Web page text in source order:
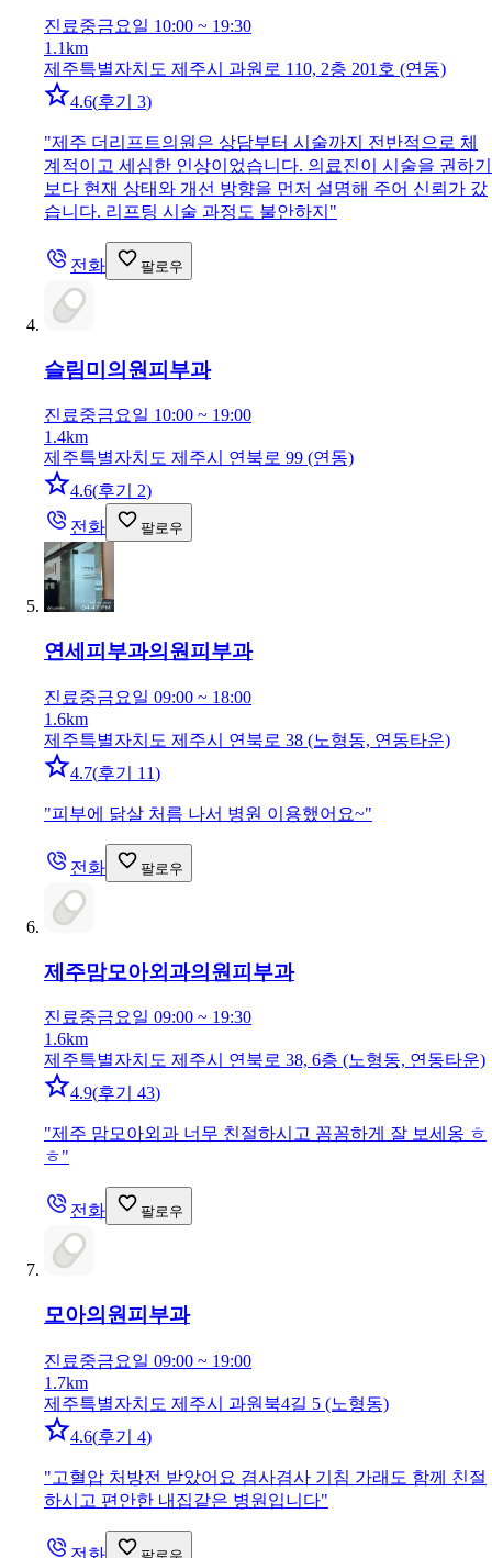
진료중금요일 10:00 ~ 19:30
1.1km
제주특별자치도 제주시 과원로 110, 2층 201호 (연동)
4.6(후기 3)
"제주 더리프트의원은 상담부터 시술까지 전반적으로 체
계적이고 세심한 인상이었습니다. 의료진이 시술을 권하기
보다 현재 상태와 개선 방향을 먼저 설명해 주어 신뢰가 갔
습니다. 리프팅 시술 과정도 불안하지 "
전화 팔로우
슬림미의원 피부과
진료중금요일 10:00 ~ 19:00
1.4km
제주특별자치도 제주시 연북로 99 (연동)
4.6(후기 2)
전화
팔로우
연세피부과의원 피부과
진료중금요일 09:00 ~ 18:00
1.6km
제주특별자치도 제주시 연북로 38 (노형동, 연동타운)
4.7(후기 11)
"피부에 닭살 처름 나서 병원 이용했어요~"
전화 팔로우
제주맘모아외과의원 피부과
진료중금요일 09:00 ~ 19:30
1.6km
제주특별자치도 제주시 연북로 38, 6층 (노형동, 연동타운)
4.9(후기 43)
"제주 맘모아외과 너무 친절하시고 꼼꼼하게 잘 보세옹 ㅎ
ㅎ"
전화 팔로우
모아의원 피부과
진료중금요일 09:00 ~ 19:00
1.7km
제주특별자치도 제주시 과원북4길 5 (노형동)
4.6(후기 4)
"고혈압 처방전 받았어요 겸사겸사 기침 가래도 함께 친절
하시고 편안한 내집같은 병원입니다"
전화